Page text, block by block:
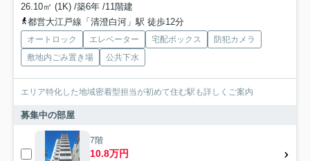
26.10㎡ (1K) /築6年 /11階建
都営大江戸線「清澄白河」駅 徒歩12分
オートロック エレベーター 宅配ボックス
防犯カメラ
敷地内ごみ置き場
公共下水
エリア特化した地域密着型担当が初めて住む駅も詳しくご案内
募集中の部屋
7階
10.8万円